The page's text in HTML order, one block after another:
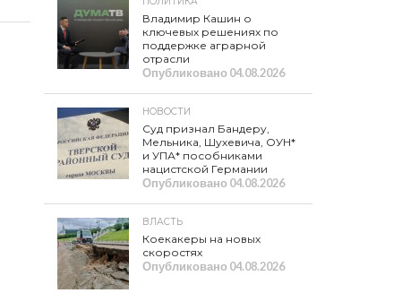
Владимир Кашин о
ключевых решениях по
поддержке аграрной
отрасли
Опубликовано04.08.2026
НОВОСТИ
Суд признал Бандеру,
Мельника, Шухевича, ОУН*
и УПА* пособниками
нацистской Германии
Опубликовано04.08.2026
ВЛАСТЬ
Коекакеры на новых
скоростях
Опубликовано04.08.2026